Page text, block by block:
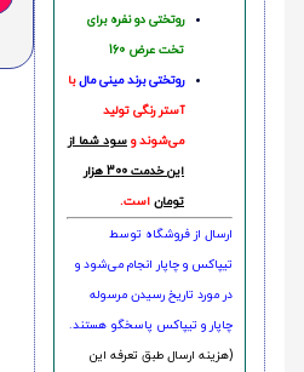
روتختی دو نفره برای
تخت عرض 160
روتختی‌ برند مینی مالبا
آستر رنگی تولید
می‌شوند و سود شما از
این خدمت 300 هزار
تومان است.
ارسال از فروشگاه توسط
تیپاکس و چاپار انجام می‌شود و
در مورد تاریخ رسیدن مرسوله
چاپار و تیپاکس پاسخگو هستند.
(هزینه ارسال طبق تعرفه این